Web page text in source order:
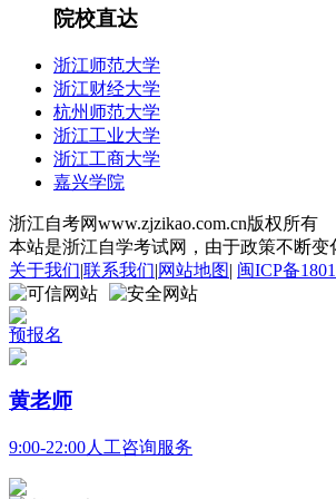
院校直达
浙江师范大学
浙江财经大学
杭州师范大学
浙江工业大学
浙江工商大学
嘉兴学院
浙江自考网www.zjzikao.com.cn版权所有
本站是浙江自学考试网，由于政策不断
关于我们|联系我们|网站地图| 闽ICP备
预报名
黄老师
9:00-22:00人工咨询服务